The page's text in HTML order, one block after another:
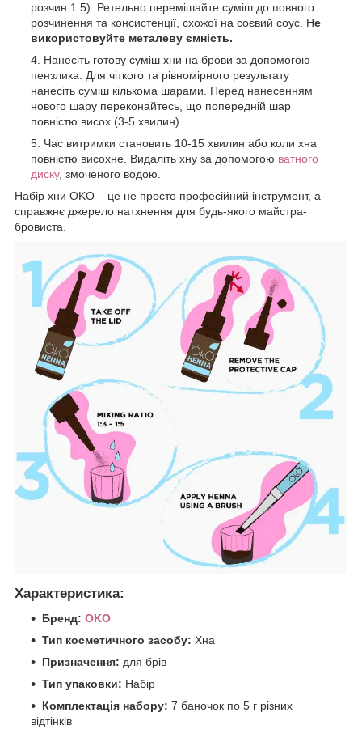
розчин 1:5). Ретельно перемішайте суміш до повного
розчинення та консистенції, схожої на соєвий соус. Не
використовуйте металеву ємність.
Нанесіть готову суміш хни на брови за допомогою
пензлика. Для чіткого та рівномірного результату
нанесіть суміш кількома шарами. Перед нанесенням
нового шару переконайтесь, що попередній шар
повністю висох (3-5 хвилин).
Час витримки становить 10-15 хвилин або коли хна
повністю висохне. Видаліть хну за допомогою ватного
диску, змоченого водою.
Набір хни OKO – це не просто професійний інструмент, а
справжнє джерело натхнення для будь-якого майстра-
бровиста.
Характеристика:
Бренд: OKO
Тип косметичного засобу: Хна
Призначення: для брів
Тип упаковки: Набір
Комплектація набору: 7 баночок по 5 г різних
відтінків